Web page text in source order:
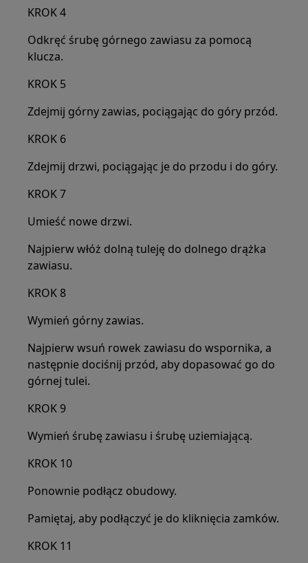
KROK 4
Odkręć śrubę górnego zawiasu za pomocą
klucza.
KROK 5
Zdejmij górny zawias, pociągając do góry przód.
KROK 6
Zdejmij drzwi, pociągając je do przodu i do góry.
KROK 7
Umieść nowe drzwi.
Najpierw włóż dolną tuleję do dolnego drążka
zawiasu.
KROK 8
Wymień górny zawias.
Najpierw wsuń rowek zawiasu do wspornika, a
następnie dociśnij przód, aby dopasować go do
górnej tulei.
KROK 9
Wymień śrubę zawiasu i śrubę uziemiającą.
KROK 10
Ponownie podłącz obudowy.
Pamiętaj, aby podłączyć je do kliknięcia zamków.
KROK 11